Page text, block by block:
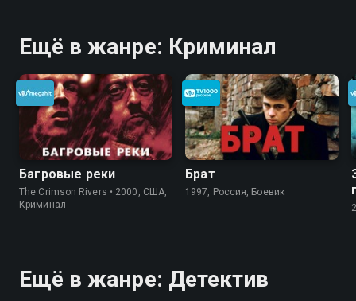
Ещё в жанре: Криминал
Багровые реки
The Crimson Rivers • 2000, США,
Криминал
Брат
1997, Россия, Боевик
Ещё в жанре: Детектив